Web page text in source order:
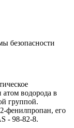
атом водорода в
группой.
фенилпропан, его
- 98-82-8.